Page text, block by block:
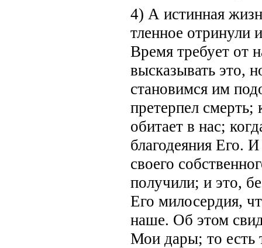
4) А истинная
тленное отринули
Время требует от
высказывать это,
становимся им
претерпел
обитает в нас;
благодеяния Его.
своего
получили; и это,
Его милосердия,
наше. Об этом
Мои дары; то есть